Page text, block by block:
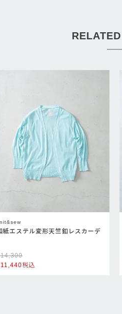
紙エステル変形天竺釦レスカーデ
14,300
11,440税込